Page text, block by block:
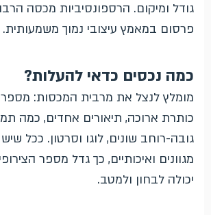
גודל ומיקום. הרספונסיביות מכסה
פרסום במאמץ עיצובי נמוך משמעותית.
כמה נכסים כדאי להעלות?
מומלץ לנצל את מרבית המכסות: מספר
כותרת ארוכה, תיאורים אחדים, כמה
גובה-רוחב שונים, לוגו וסרטון. ככל
מגוונים ואיכותיים, כך גדל מספר
יכולה לבחון ולמטב.